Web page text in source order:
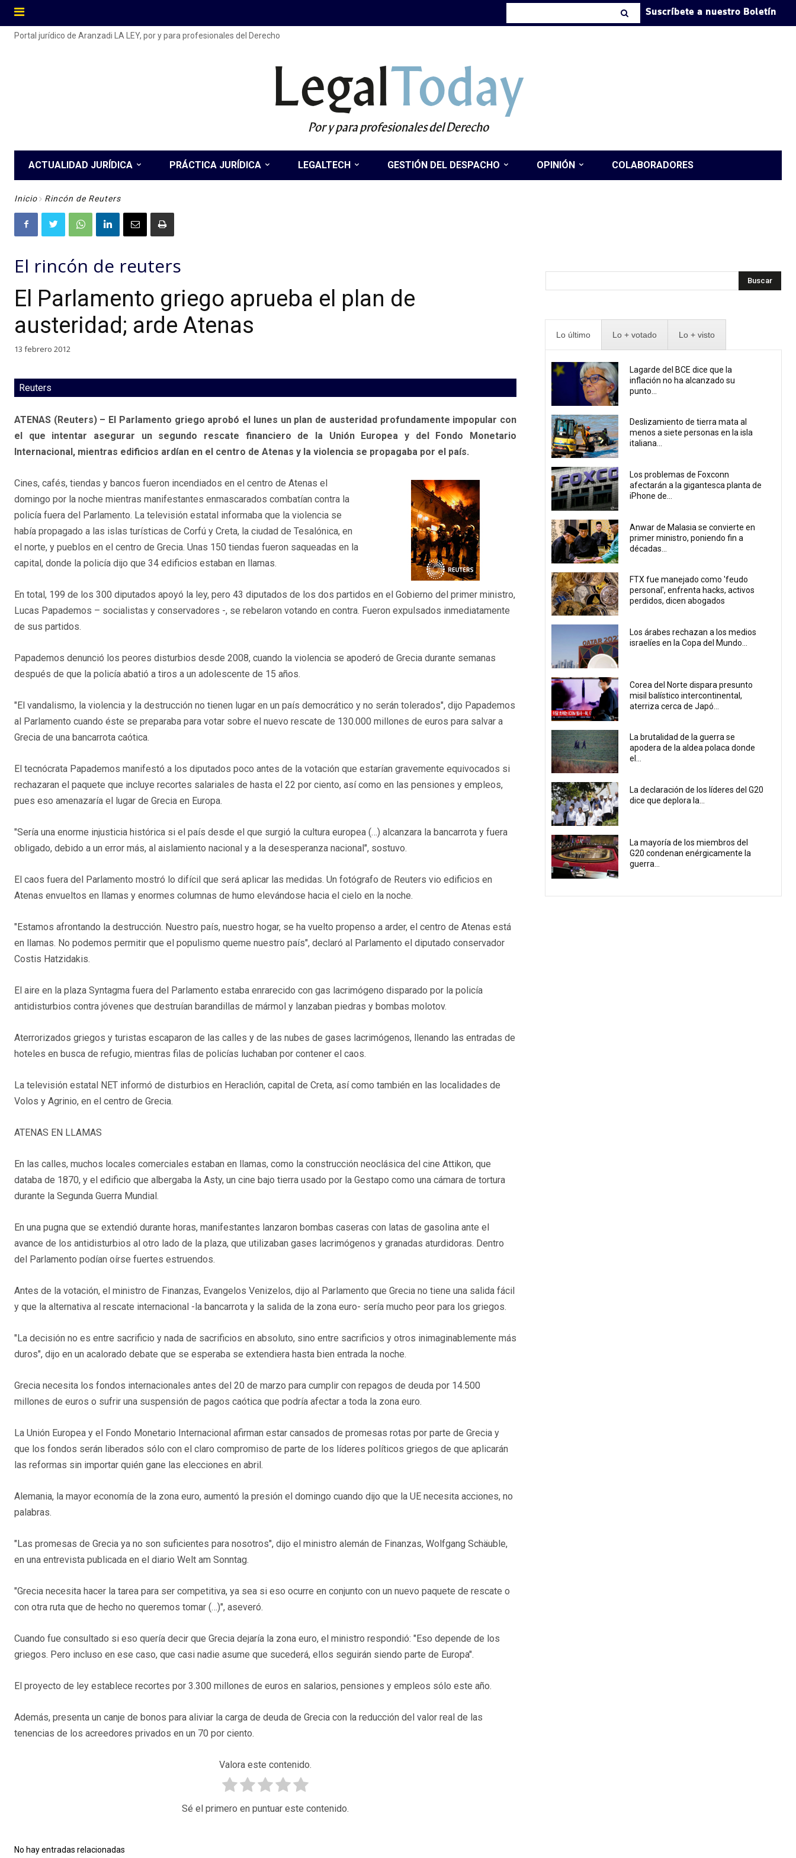
Suscríbete a nuestro Boletín
Portal jurídico de Aranzadi LA LEY, por y para profesionales del Derecho
LegalToday
Por y para profesionales del Derecho
ACTUALIDAD JURÍDICA PRÁCTICA JURÍDICA LEGALTECH GESTIÓN DEL DESPACHO OPINIÓN COLABORADORES
Inicio Rincón de Reuters
El rincón de reuters
El Parlamento griego aprueba el plan de
austeridad; arde Atenas
13 febrero 2012
Reuters
ATENAS (Reuters) – El Parlamento griego aprobó el lunes un plan de austeridad profundamente impopular con
el que intentar asegurar un segundo rescate financiero de la Unión Europea y del Fondo Monetario
Internacional, mientras edificios ardían en el centro de Atenas y la violencia se propagaba por el país.
Cines, cafés, tiendas y bancos fueron incendiados en el centro de Atenas el
domingo por la noche mientras manifestantes enmascarados combatían contra la
policía fuera del Parlamento. La televisión estatal informaba que la violencia se
había propagado a las islas turísticas de Corfú y Creta, la ciudad de Tesalónica, en
el norte, y pueblos en el centro de Grecia. Unas 150 tiendas fueron saqueadas en la
capital, donde la policía dijo que 34 edificios estaban en llamas.
En total, 199 de los 300 diputados apoyó la ley, pero 43 diputados de los dos partidos en el Gobierno del primer ministro,
Lucas Papademos – socialistas y conservadores -, se rebelaron votando en contra. Fueron expulsados inmediatamente
de sus partidos.
Papademos denunció los peores disturbios desde 2008, cuando la violencia se apoderó de Grecia durante semanas
después de que la policía abatió a tiros a un adolescente de 15 años.
"El vandalismo, la violencia y la destrucción no tienen lugar en un país democrático y no serán tolerados", dijo Papademos
al Parlamento cuando éste se preparaba para votar sobre el nuevo rescate de 130.000 millones de euros para salvar a
Grecia de una bancarrota caótica.
El tecnócrata Papademos manifestó a los diputados poco antes de la votación que estarían gravemente equivocados si
rechazaran el paquete que incluye recortes salariales de hasta el 22 por ciento, así como en las pensiones y empleos,
pues eso amenazaría el lugar de Grecia en Europa.
"Sería una enorme injusticia histórica si el país desde el que surgió la cultura europea (…) alcanzara la bancarrota y fuera
obligado, debido a un error más, al aislamiento nacional y a la desesperanza nacional", sostuvo.
El caos fuera del Parlamento mostró lo difícil que será aplicar las medidas. Un fotógrafo de Reuters vio edificios en
Atenas envueltos en llamas y enormes columnas de humo elevándose hacia el cielo en la noche.
"Estamos afrontando la destrucción. Nuestro país, nuestro hogar, se ha vuelto propenso a arder, el centro de Atenas está
en llamas. No podemos permitir que el populismo queme nuestro país", declaró al Parlamento el diputado conservador
Costis Hatzidakis.
El aire en la plaza Syntagma fuera del Parlamento estaba enrarecido con gas lacrimógeno disparado por la policía
antidisturbios contra jóvenes que destruían barandillas de mármol y lanzaban piedras y bombas molotov.
Aterrorizados griegos y turistas escaparon de las calles y de las nubes de gases lacrimógenos, llenando las entradas de
hoteles en busca de refugio, mientras filas de policías luchaban por contener el caos.
La televisión estatal NET informó de disturbios en Heraclión, capital de Creta, así como también en las localidades de
Volos y Agrinio, en el centro de Grecia.
ATENAS EN LLAMAS
En las calles, muchos locales comerciales estaban en llamas, como la construcción neoclásica del cine Attikon, que
databa de 1870, y el edificio que albergaba la Asty, un cine bajo tierra usado por la Gestapo como una cámara de tortura
durante la Segunda Guerra Mundial.
En una pugna que se extendió durante horas, manifestantes lanzaron bombas caseras con latas de gasolina ante el
avance de los antidisturbios al otro lado de la plaza, que utilizaban gases lacrimógenos y granadas aturdidoras. Dentro
del Parlamento podían oírse fuertes estruendos.
Antes de la votación, el ministro de Finanzas, Evangelos Venizelos, dijo al Parlamento que Grecia no tiene una salida fácil
y que la alternativa al rescate internacional -la bancarrota y la salida de la zona euro- sería mucho peor para los griegos.
"La decisión no es entre sacrificio y nada de sacrificios en absoluto, sino entre sacrificios y otros inimaginablemente más
duros", dijo en un acalorado debate que se esperaba se extendiera hasta bien entrada la noche.
Grecia necesita los fondos internacionales antes del 20 de marzo para cumplir con repagos de deuda por 14.500
millones de euros o sufrir una suspensión de pagos caótica que podría afectar a toda la zona euro.
La Unión Europea y el Fondo Monetario Internacional afirman estar cansados de promesas rotas por parte de Grecia y
que los fondos serán liberados sólo con el claro compromiso de parte de los líderes políticos griegos de que aplicarán
las reformas sin importar quién gane las elecciones en abril.
Alemania, la mayor economía de la zona euro, aumentó la presión el domingo cuando dijo que la UE necesita acciones, no
palabras.
"Las promesas de Grecia ya no son suficientes para nosotros", dijo el ministro alemán de Finanzas, Wolfgang Schäuble,
en una entrevista publicada en el diario Welt am Sonntag.
"Grecia necesita hacer la tarea para ser competitiva, ya sea si eso ocurre en conjunto con un nuevo paquete de rescate o
con otra ruta que de hecho no queremos tomar (…)", aseveró.
Cuando fue consultado si eso quería decir que Grecia dejaría la zona euro, el ministro respondió: "Eso depende de los
griegos. Pero incluso en ese caso, que casi nadie asume que sucederá, ellos seguirán siendo parte de Europa".
El proyecto de ley establece recortes por 3.300 millones de euros en salarios, pensiones y empleos sólo este año.
Además, presenta un canje de bonos para aliviar la carga de deuda de Grecia con la reducción del valor real de las
tenencias de los acreedores privados en un 70 por ciento.
Valora este contenido.
Sé el primero en puntuar este contenido.
No hay entradas relacionadas
Buscar
Lo último Lo + votado Lo + visto
Lagarde del BCE dice que la
inflación no ha alcanzado su
punto...
Deslizamiento de tierra mata al
menos a siete personas en la isla
italiana...
Los problemas de Foxconn
afectarán a la gigantesca planta de
iPhone de...
Anwar de Malasia se convierte en
primer ministro, poniendo fin a
décadas...
FTX fue manejado como 'feudo
personal', enfrenta hacks, activos
perdidos, dicen abogados
Los árabes rechazan a los medios
israelíes en la Copa del Mundo...
Corea del Norte dispara presunto
misil balístico intercontinental,
aterriza cerca de Japó...
La brutalidad de la guerra se
apodera de la aldea polaca donde
el...
La declaración de los líderes del G20
dice que deplora la...
La mayoría de los miembros del
G20 condenan enérgicamente la
guerra...